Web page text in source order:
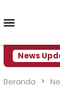
konten
News
Beranda